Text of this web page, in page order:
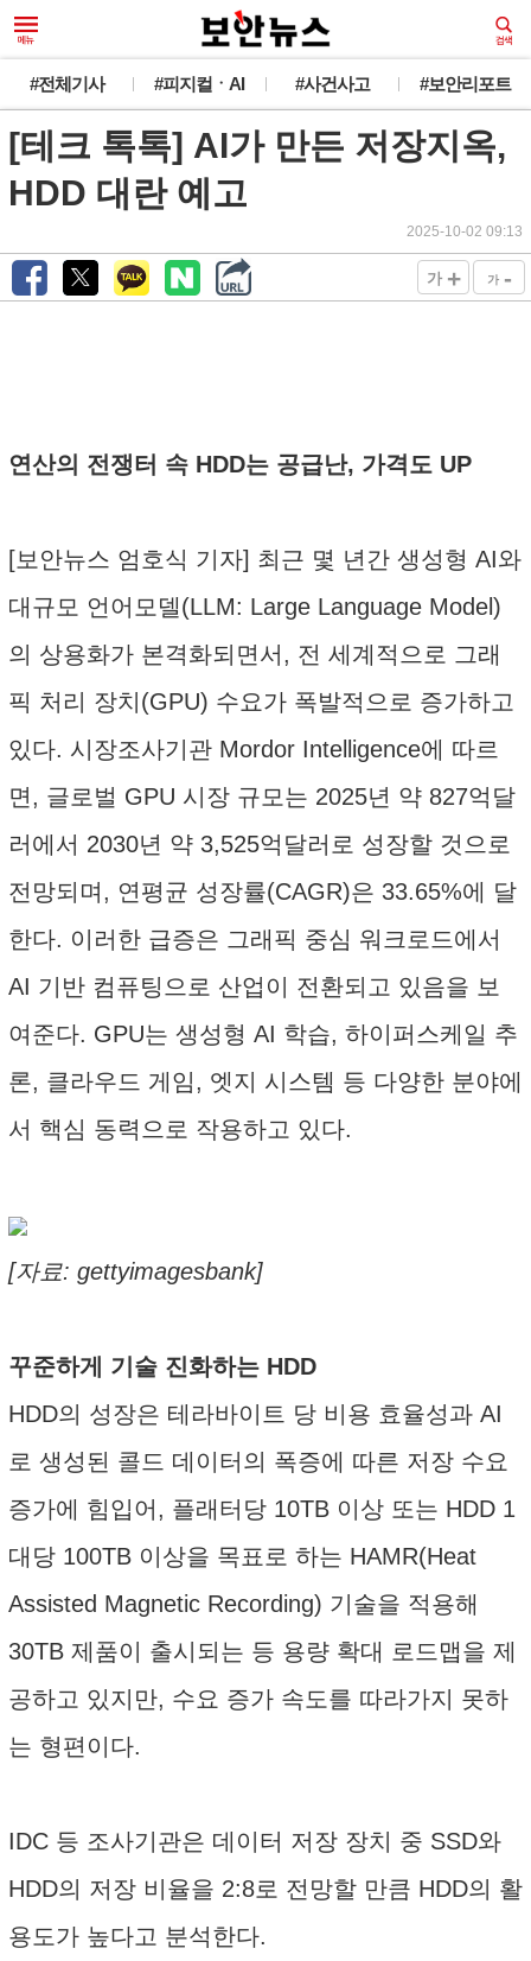
#전체기사 #피지컬ㆍAI #사건사고 #보안리포트
[테크 톡톡] AI가 만든 저장지옥,
HDD 대란 예고
2025-10-02 09:13
가 + 가 -
연산의 전쟁터 속 HDD는 공급난, 가격도 UP
[보안뉴스 엄호식 기자] 최근 몇 년간 생성형 AI와
대규모 언어모델(LLM: Large Language Model)
의 상용화가 본격화되면서, 전 세계적으로 그래
픽 처리 장치(GPU) 수요가 폭발적으로 증가하고
있다. 시장조사기관 Mordor Intelligence에 따르
면, 글로벌 GPU 시장 규모는 2025년 약 827억달
러에서 2030년 약 3,525억달러로 성장할 것으로
전망되며, 연평균 성장률(CAGR)은 33.65%에 달
한다. 이러한 급증은 그래픽 중심 워크로드에서
AI 기반 컴퓨팅으로 산업이 전환되고 있음을 보
여준다. GPU는 생성형 AI 학습, 하이퍼스케일 추
론, 클라우드 게임, 엣지 시스템 등 다양한 분야에
서 핵심 동력으로 작용하고 있다.
[자료: gettyimagesbank]
꾸준하게 기술 진화하는 HDD
HDD의 성장은 테라바이트 당 비용 효율성과 AI
로 생성된 콜드 데이터의 폭증에 따른 저장 수요
증가에 힘입어, 플래터당 10TB 이상 또는 HDD 1
대당 100TB 이상을 목표로 하는 HAMR(Heat
Assisted Magnetic Recording) 기술을 적용해
30TB 제품이 출시되는 등 용량 확대 로드맵을 제
공하고 있지만, 수요 증가 속도를 따라가지 못하
는 형편이다.
IDC 등 조사기관은 데이터 저장 장치 중 SSD와
HDD의 저장 비율을 2:8로 전망할 만큼 HDD의 활
용도가 높다고 분석한다.